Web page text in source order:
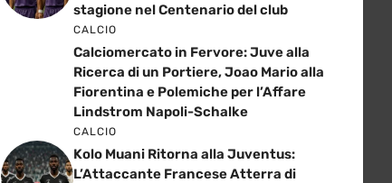
stagione nel Centenario del club
CALCIO
Calciomercato in Fervore: Juve alla
Ricerca di un Portiere, Joao Mario alla
Fiorentina e Polemiche per l’Affare
Lindstrom Napoli-Schalke
CALCIO
Kolo Muani Ritorna alla Juventus:
L’Attaccante Francese Atterra di